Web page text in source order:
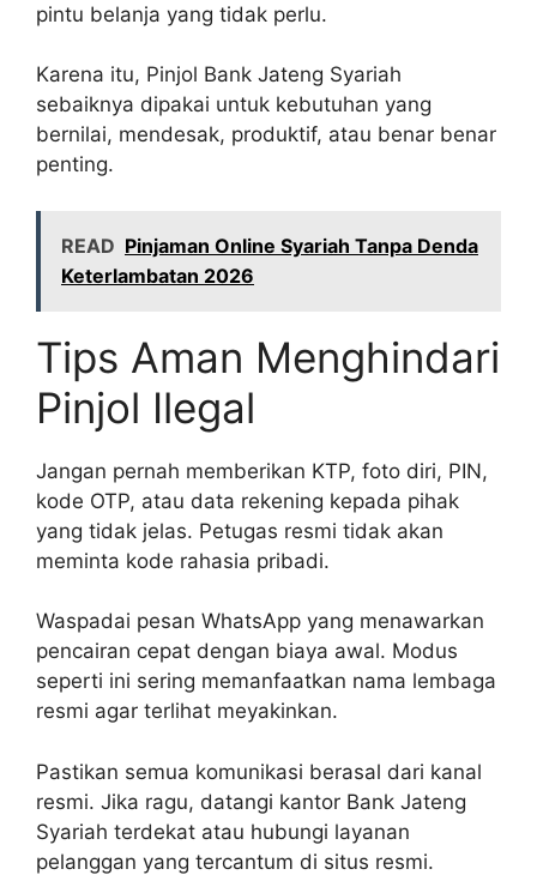
pintu belanja yang tidak perlu.
Karena itu, Pinjol Bank Jateng Syariah
sebaiknya dipakai untuk kebutuhan yang
bernilai, mendesak, produktif, atau benar benar
penting.
READ Pinjaman Online Syariah Tanpa Denda
Keterlambatan 2026
Tips Aman Menghindari
Pinjol Ilegal
Jangan pernah memberikan KTP, foto diri, PIN,
kode OTP, atau data rekening kepada pihak
yang tidak jelas. Petugas resmi tidak akan
meminta kode rahasia pribadi.
Waspadai pesan WhatsApp yang menawarkan
pencairan cepat dengan biaya awal. Modus
seperti ini sering memanfaatkan nama lembaga
resmi agar terlihat meyakinkan.
Pastikan semua komunikasi berasal dari kanal
resmi. Jika ragu, datangi kantor Bank Jateng
Syariah terdekat atau hubungi layanan
pelanggan yang tercantum di situs resmi.